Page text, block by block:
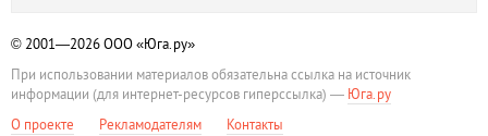
© 2001—2026ООО «Юга.ру»
При использовании материалов обязательна ссылка на источник
информации (для интернет-ресурсов гиперссылка) — Юга.ру
О проекте
Рекламодателям Контакты